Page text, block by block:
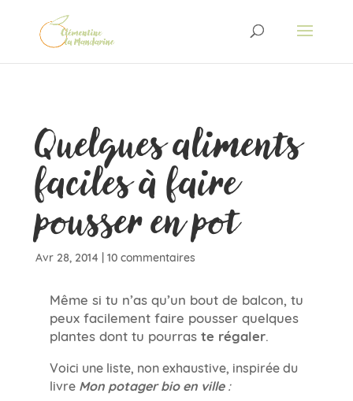
Quelques aliments
faciles à faire
pousser en pot
Avr 28, 2014 | 10 commentaires
Même si tu n’as qu’un bout de balcon, tu
peux facilement faire pousser quelques
plantes dont tu pourras te régaler.
Voici une liste, non exhaustive, inspirée du
livre Mon potager bio en ville: